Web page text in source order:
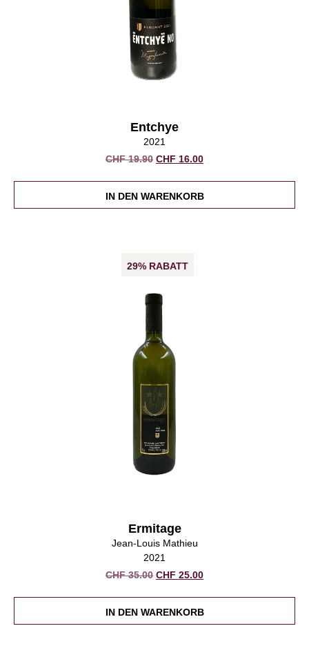
Entchye
2021
CHF19.90 Ursprünglicher
CHF 19.90
CHF 16.00Aktueller
CHF 16.00.
IN DEN WARENKORB
29% RABATT
Ermitage
Jean-Louis Mathieu
2021
CHF35.00 Ursprünglicher
CHF 35.00
CHF 25.00Aktueller
CHF 25.00.
IN DEN WARENKORB